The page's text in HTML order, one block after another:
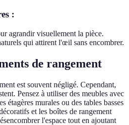
:
agrandir visuellement la pièce.
qui attirent l'œil sans encombrer.
de rangement
est souvent négligé. Cependant,
Pensez à utiliser des meubles avec
étagères murales ou des tables basses
et les boîtes de rangement
l'espace tout en ajoutant